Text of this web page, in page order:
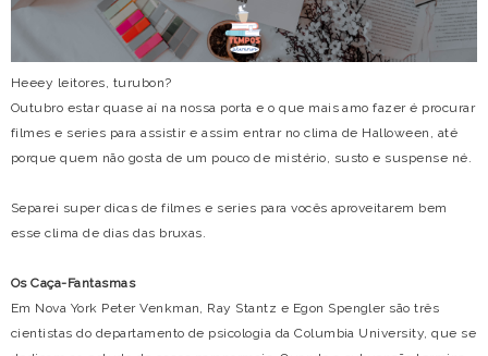
Heeey leitores, turubon?
Outubro estar quase aí na nossa porta e o que mais amo fazer é procurar
filmes e series para assistir e assim entrar no clima de Halloween, até
porque quem não gosta de um pouco de mistério, susto e suspense né.
Separei super dicas de filmes e series para vocês aproveitarem bem
esse clima de dias das bruxas.
Os Caça-Fantasmas
Em Nova York Peter Venkman, Ray Stantz e Egon Spengler são três
cientistas do departamento de psicologia da Columbia University, que se